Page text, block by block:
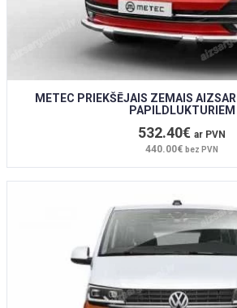
METEC PRIEKŠĒJAIS ZEMAIS
PAPILDLUKTURIEM
532.40€ ar PVN
440.00€ bez PVN